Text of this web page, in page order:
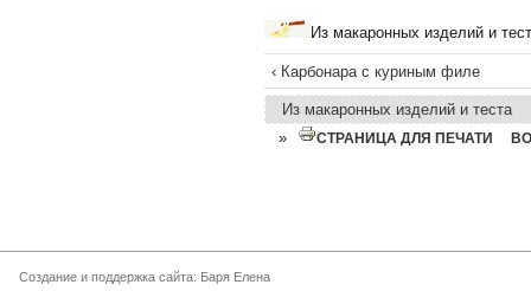
Из макаронных изделий и
‹ Карбонара с куриным филе
Из макаронных изделий и теста
»
СТРАНИЦА ДЛЯ ПЕЧАТИ
Создание и поддержка сайта: Баря Елена